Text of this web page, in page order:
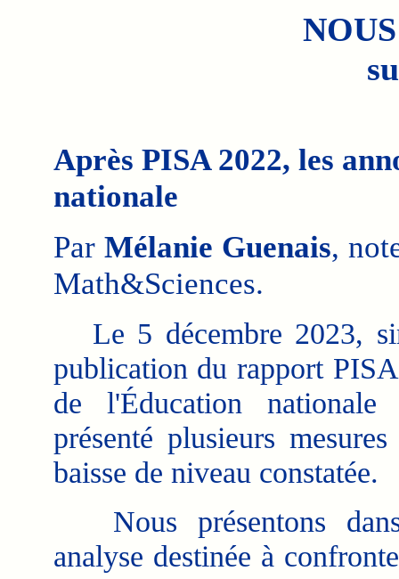
Après PISA 2022, les
nationale
Par Mélanie Guenais,
Math&Sciences.
Le 5 décembre 2023,
publication du rapport
de l'Éducation
présenté plusieurs
baisse de niveau constatée.
Nous présentons
analyse destinée à